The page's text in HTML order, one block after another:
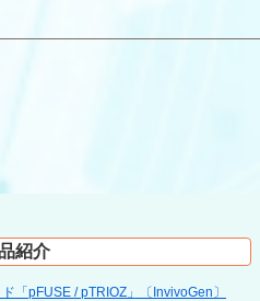
紹介
「pFUSE / pTRIOZ」〔InvivoGen〕